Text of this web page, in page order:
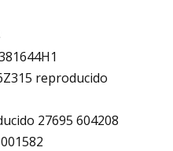
reproducido
27695 604208